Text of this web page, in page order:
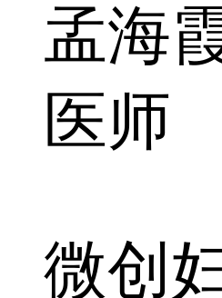
孟海
医师
微创